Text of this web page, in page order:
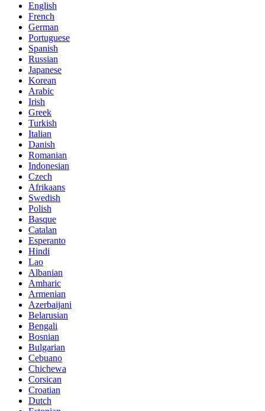
English
French
German
Portuguese
Spanish
Russian
Japanese
Korean
Arabic
Irish
Greek
Turkish
Italian
Danish
Romanian
Indonesian
Czech
Afrikaans
Swedish
Polish
Basque
Catalan
Esperanto
Hindi
Lao
Albanian
Amharic
Armenian
Azerbaijani
Belarusian
Bengali
Bosnian
Bulgarian
Cebuano
Chichewa
Corsican
Croatian
Dutch